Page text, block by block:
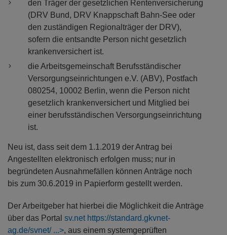
den Träger der gesetzlichen Rentenversicherung
(DRV Bund, DRV Knappschaft Bahn-See oder
den zuständigen Regionalträger der DRV),
sofern die entsandte Person nicht gesetzlich
krankenversichert ist.
die Arbeitsgemeinschaft Berufsständischer
Versorgungseinrichtungen e.V. (ABV), Postfach
080254, 10002 Berlin, wenn die Person nicht
gesetzlich krankenversichert und Mitglied bei
einer berufsständischen Versorgungseinrichtung
ist.
Neu ist, dass seit dem 1.1.2019 der Antrag bei
Angestellten elektronisch erfolgen muss; nur in
begründeten Ausnahmefällen können Anträge noch
bis zum 30.6.2019 in Papierform gestellt werden.
Der Arbeitgeber hat hierbei die Möglichkeit die Anträge
über das Portal sv.net https://standard.gkvnet-
ag.de/svnet/
, aus einem systemgeprüften